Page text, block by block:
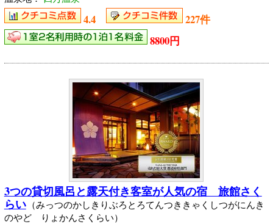
4.4
227件
8800円
3つの貸切風呂と露天付き客室が人気の宿 旅館さく
らい （みっつのかしきりぶろとろてんつききゃくしつがにんき
のやど りょかんさくらい）